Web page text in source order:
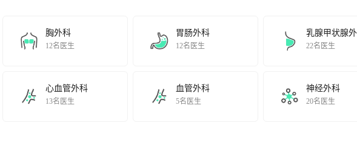
胸外科
12名医生
胃肠外科
12名医生
乳腺甲状腺
22名医生
心血管外科
13名医生
血管外科
5名医生
神经外科
20名医生